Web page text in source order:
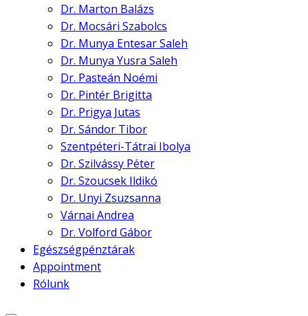
Dr. Marton Balázs
Dr. Mocsári Szabolcs
Dr. Munya Entesar Saleh
Dr. Munya Yusra Saleh
Dr. Pasteán Noémi
Dr. Pintér Brigitta
Dr. Prigya Jutas
Dr. Sándor Tibor
Szentpéteri-Tátrai Ibolya
Dr. Szilvássy Péter
Dr. Szoucsek Ildikó
Dr. Unyi Zsuzsanna
Várnai Andrea
Dr. Volford Gábor
Egészségpénztárak
Appointment
Rólunk